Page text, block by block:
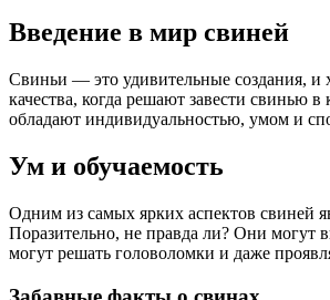
Введение в мир свиней
Свиньи — это удивительные создания, и
качества, когда решают завести свинью
обладают индивидуальностью, умом и
Ум и обучаемость
Одним из самых ярких аспектов свиней
Поразительно, не правда ли? Они могут
могут решать головоломки и даже